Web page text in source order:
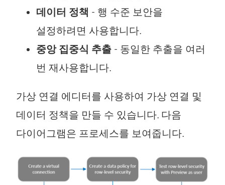
데이터 정책 - 행 수준 보안을
설정하려면 사용합니다.
중앙 집중식 추출 - 동일한 추출을 여러
번 재사용합니다.
가상 연결 에디터를 사용하여 가상 연결 및
데이터 정책을 만들 수 있습니다. 다음
다이어그램은 프로세스를 보여줍니다.